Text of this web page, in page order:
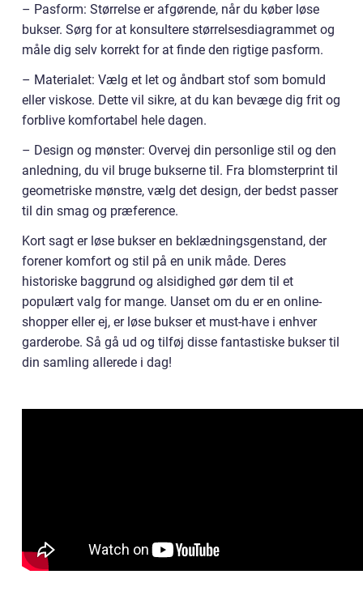
– Pasform: Størrelse er afgørende, når du køber løse
bukser. Sørg for at konsultere størrelsesdiagrammet og
måle dig selv korrekt for at finde den rigtige pasform.
– Materialet: Vælg et let og åndbart stof som bomuld
eller viskose. Dette vil sikre, at du kan bevæge dig frit og
forblive komfortabel hele dagen.
– Design og mønster: Overvej din personlige stil og den
anledning, du vil bruge bukserne til. Fra blomsterprint til
geometriske mønstre, vælg det design, der bedst passer
til din smag og præference.
Kort sagt er løse bukser en beklædningsgenstand, der
forener komfort og stil på en unik måde. Deres
historiske baggrund og alsidighed gør dem til et
populært valg for mange. Uanset om du er en online-
shopper eller ej, er løse bukser et must-have i enhver
garderobe. Så gå ud og tilføj disse fantastiske bukser til
din samling allerede i dag!